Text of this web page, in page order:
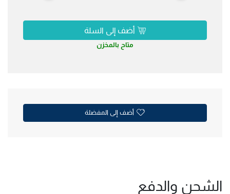
أضف إلى السلة
متاح بالمخزن
أضف إلى المفضلة
الشحن والدفع